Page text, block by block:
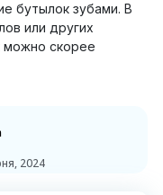
бутылок зубами. В
или других
можно скорее
2024